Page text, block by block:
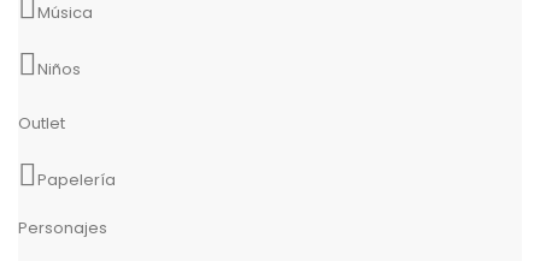
Música
Niños
Outlet
Papelería
Personajes